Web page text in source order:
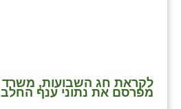
לקראת חג השבועות,
מפרסם את נתוני ענף החלב